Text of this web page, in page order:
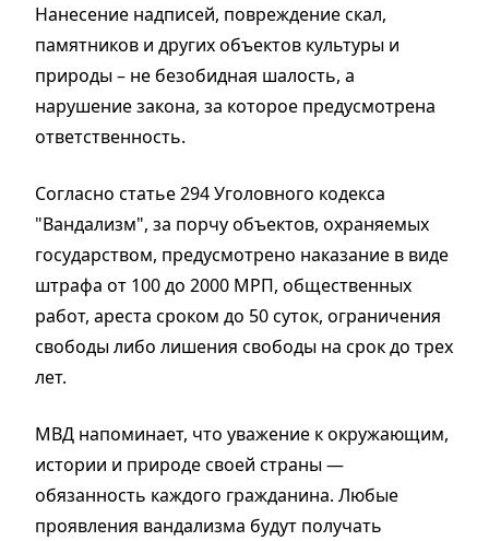
Нанесение надписей, повреждение скал,
памятников и других объектов культуры и
природы – не безобидная шалость, а
нарушение закона, за которое предусмотрена
ответственность.
Согласно статье 294 Уголовного кодекса
"Вандализм", за порчу объектов, охраняемых
государством, предусмотрено наказание в виде
штрафа от 100 до 2000 МРП, общественных
работ, ареста сроком до 50 суток, ограничения
свободы либо лишения свободы на срок до трех
лет.
МВД напоминает, что уважение к окружающим,
истории и природе своей страны —
обязанность каждого гражданина. Любые
проявления вандализма будут получать